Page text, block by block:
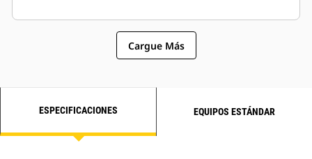
Cargue Más
ESPECIFICACIONES EQUIPOS ESTÁNDAR